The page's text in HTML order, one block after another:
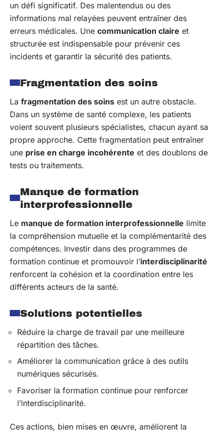
un défi significatif. Des malentendus ou des
informations mal relayées peuvent entraîner des
erreurs médicales. Une communication claire et
structurée est indispensable pour prévenir ces
incidents et garantir la sécurité des patients.
Fragmentation des soins
La fragmentation des soins est un autre obstacle.
Dans un système de santé complexe, les patients
voient souvent plusieurs spécialistes, chacun ayant sa
propre approche. Cette fragmentation peut entraîner
une prise en charge incohérente et des doublons de
tests ou traitements.
Manque de formation
interprofessionnelle
Le manque de formation interprofessionnelle limite
la compréhension mutuelle et la complémentarité des
compétences. Investir dans des programmes de
formation continue et promouvoir l’interdisciplinarité
renforcent la cohésion et la coordination entre les
différents acteurs de la santé.
Solutions potentielles
Réduire la charge de travail par une meilleure
répartition des tâches.
Améliorer la communication grâce à des outils
numériques sécurisés.
Favoriser la formation continue pour renforcer
l’interdisciplinarité.
Ces actions, bien mises en œuvre, améliorent la